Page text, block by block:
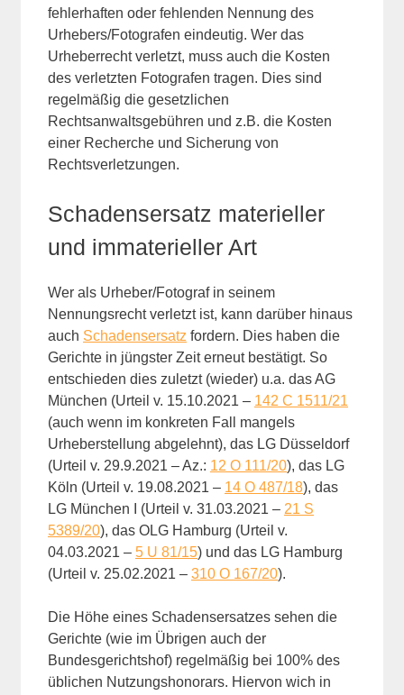
fehlerhaften oder fehlenden Nennung des
Urhebers/Fotografen eindeutig. Wer das
Urheberrecht verletzt, muss auch die Kosten
des verletzten Fotografen tragen. Dies sind
regelmäßig die gesetzlichen
Rechtsanwaltsgebühren und z.B. die Kosten
einer Recherche und Sicherung von
Rechtsverletzungen.
Schadensersatz materieller
und immaterieller Art
Wer als Urheber/Fotograf in seinem
Nennungsrecht verletzt ist, kann darüber hinaus
auch Schadensersatz fordern. Dies haben die
Gerichte in jüngster Zeit erneut bestätigt. So
entschieden dies zuletzt (wieder) u.a. das AG
München (Urteil v. 15.10.2021 – 142 C 1511/21
(auch wenn im konkreten Fall mangels
Urheberstellung abgelehnt), das LG Düsseldorf
(Urteil v. 29.9.2021 – Az.: 12 O 111/20), das LG
Köln (Urteil v. 19.08.2021 – 14 O 487/18), das
LG München I (Urteil v. 31.03.2021 – 21 S
5389/20), das OLG Hamburg (Urteil v.
04.03.2021 – 5 U 81/15) und das LG Hamburg
(Urteil v. 25.02.2021 – 310 O 167/20).
Die Höhe eines Schadensersatzes sehen die
Gerichte (wie im Übrigen auch der
Bundesgerichtshof) regelmäßig bei 100% des
üblichen Nutzungshonorars. Hiervon wich in